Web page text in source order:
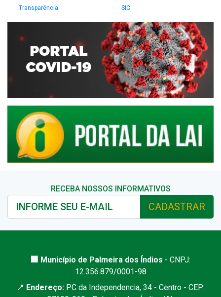
Transparência
SIC
RECEBA NOSSOS INFORMATIVOS
CADASTRAR
🏢 Município de Palmeira dos Índios - CNPJ:
12.356.879/0001-98
📍 Endereço: PC da Independencia, 34 - Centro - CEP: